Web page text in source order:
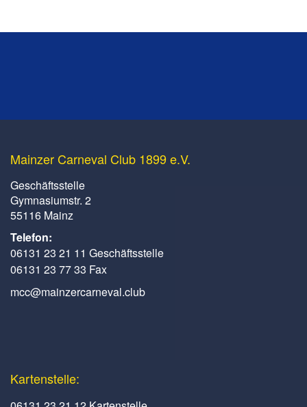
Mainzer Carneval Club 1899 e.V.
Geschäftsstelle
Gymnasiumstr. 2
55116 Mainz
Telefon:
06131 23 21 11 Geschäftsstelle
06131 23 77 33 Fax
mcc@mainzercarneval.club
Kartenstelle: